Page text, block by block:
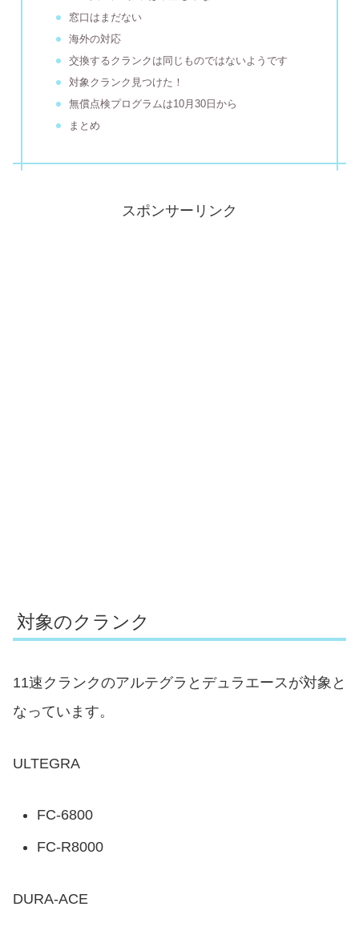
窓口はまだない
海外の対応
交換するクランクは同じものではないようです
対象クランク見つけた！
無償点検プログラムは10月30日から
まとめ
スポンサーリンク
対象のクランク
11速クランクのアルテグラとデュラエースが対象と
なっています。
ULTEGRA
FC-6800
FC-R8000
DURA-ACE